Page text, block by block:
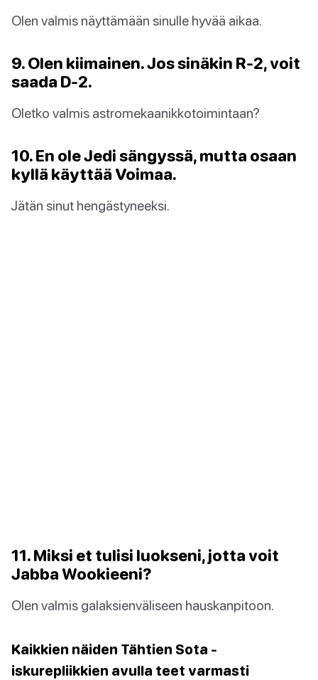
Olen valmis näyttämään sinulle hyvää aikaa.
9. Olen kiimainen. Jos sinäkin R-2, voit
saada D-2.
Oletko valmis astromekaanikkotoimintaan?
10. En ole Jedi sängyssä, mutta osaan
kyllä käyttää Voimaa.
Jätän sinut hengästyneeksi.
11. Miksi et tulisi luokseni, jotta voit
Jabba Wookieeni?
Olen valmis galaksienväliseen hauskanpitoon.
Kaikkien näiden Tähtien Sota -
iskurepliikkien avulla teet varmasti